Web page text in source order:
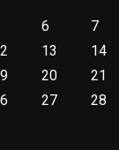
6 7
13 14
20 21
27 28